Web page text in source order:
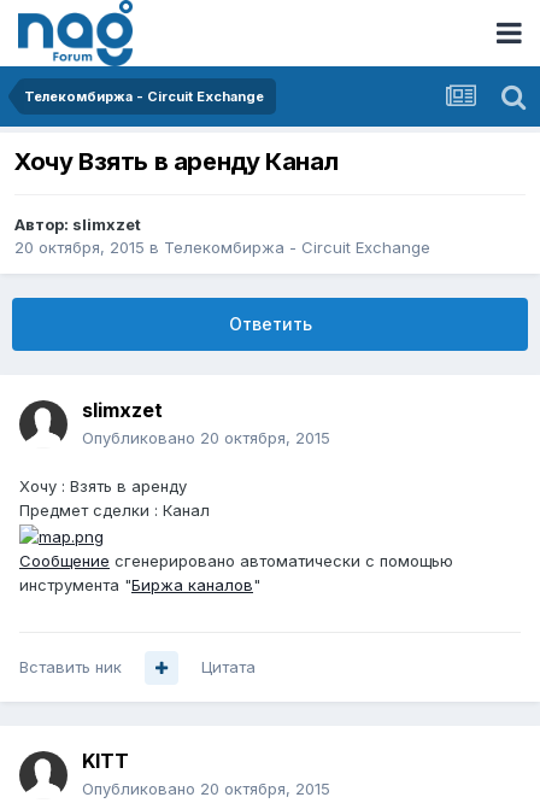
Телекомбиржа - Circuit Exchange
Хочу Взять в аренду Канал
Автор: slimxzet
20 октября, 2015 в Телекомбиржа - Circuit Exchange
Ответить
slimxzet
Опубликовано 20 октября, 2015
Хочу : Взять в аренду
Предмет сделки : Канал
Сообщение сгенерировано автоматически с помощью
инструмента "Биржа каналов"
Вставить ник Цитата
KITT
Опубликовано 20 октября, 2015